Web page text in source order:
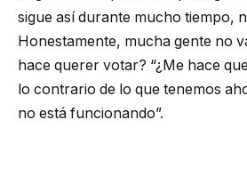
sigue así durante mucho tiempo,
Honestamente, mucha gente no
hace querer votar? “¿Me hace
lo contrario de lo que tenemos
no está funcionando”.